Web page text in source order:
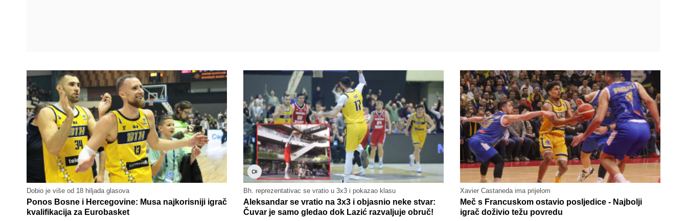
Dobio je više od 18 hiljada glasova
Ponos Bosne i Hercegovine: Musa najkorisniji igrač
kvalifikacija za Eurobasket
Bh. reprezentativac se vratio u 3x3 i pokazao klasu
Aleksandar se vratio na 3x3 i objasnio neke stvar:
Čuvar je samo gledao dok Lazić razvaljuje obruč!
Xavier Castaneda ima prijelom
Meč s Francuskom ostavio posljedice - Najbolji
igrač doživio težu povredu